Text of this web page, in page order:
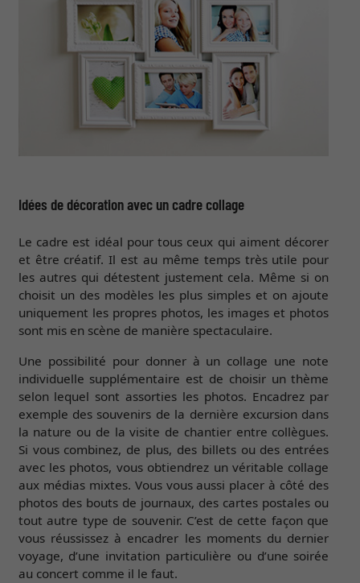
Idées de décoration avec un cadre collage
Le cadre est idéal pour tous ceux qui aiment décorer
et être créatif. Il est au même temps très utile pour
les autres qui détestent justement cela. Même si on
choisit un des modèles les plus simples et on ajoute
uniquement les propres photos, les images et photos
sont mis en scène de manière spectaculaire.
Une possibilité pour donner à un collage une note
individuelle supplémentaire est de choisir un thème
selon lequel sont assorties les photos. Encadrez par
exemple des souvenirs de la dernière excursion dans
la nature ou de la visite de chantier entre collègues.
Si vous combinez, de plus, des billets ou des entrées
avec les photos, vous obtiendrez un véritable collage
aux médias mixtes. Vous vous aussi placer à côté des
photos des bouts de journaux, des cartes postales ou
tout autre type de souvenir. C’est de cette façon que
vous réussissez à encadrer les moments du dernier
voyage, d’une invitation particulière ou d’une soirée
au concert comme il le faut.